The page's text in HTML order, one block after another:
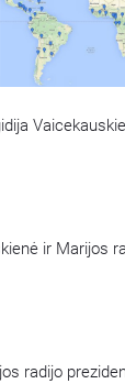
ir Marijos
radijo